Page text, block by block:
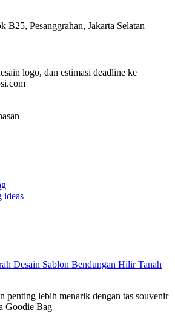
B25, Pesanggrahan, Jakarta Selatan
logo, dan estimasi deadline ke
ideas
Desain Sablon Bendungan Hilir Tanah
penting lebih menarik dengan tas souvenir
Goodie Bag